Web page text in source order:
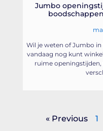
Jumbo
Wil je weten of Jumbo
vandaag nog kunt
ruime
« Previous 1